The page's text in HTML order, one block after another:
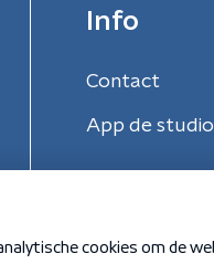
Info
Contact
App de studio